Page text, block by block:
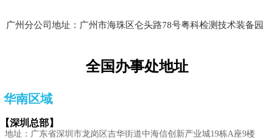
广州分公司地址：广州市海珠区仑头路78号粤科检测技术装备园
全国办事处地址
华南区域
【深圳总部】
地址：广东省深圳市龙岗区吉华街道中海信创新产业城19栋A座9楼